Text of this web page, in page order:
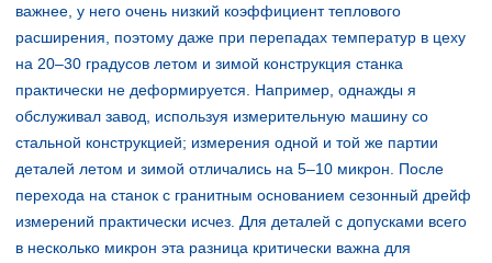
важнее, у него очень низкий коэффициент теплового
расширения, поэтому даже при перепадах температур в цеху
на 20–30 градусов летом и зимой конструкция станка
практически не деформируется. Например, однажды я
обслуживал завод, используя измерительную машину со
стальной конструкцией; измерения одной и той же партии
деталей летом и зимой отличались на 5–10 микрон. После
перехода на станок с гранитным основанием сезонный дрейф
измерений практически исчез. Для деталей с допусками всего
в несколько микрон эта разница критически важна для